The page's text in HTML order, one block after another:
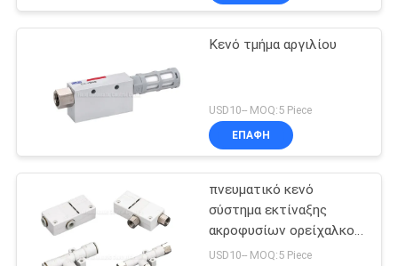
Κενό τμήμα αργιλίου
USD10-- MOQ:5 Piece
ΕΠΑΦΉ
πνευματικό κενό
σύστημα εκτίναξης
ακροφυσίων ορείχαλκου
1.8mm
USD10-- MOQ:5 Piece